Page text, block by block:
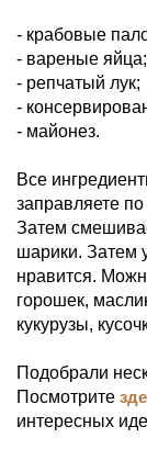
- крабовые
- вареные яйца;
- репчатый лук;
-
- майонез.
Все
заправляете
Затем
шарики. Затем
нравится.
горошек,
кукурузы,
Подобрали
Посмотрите
интересных